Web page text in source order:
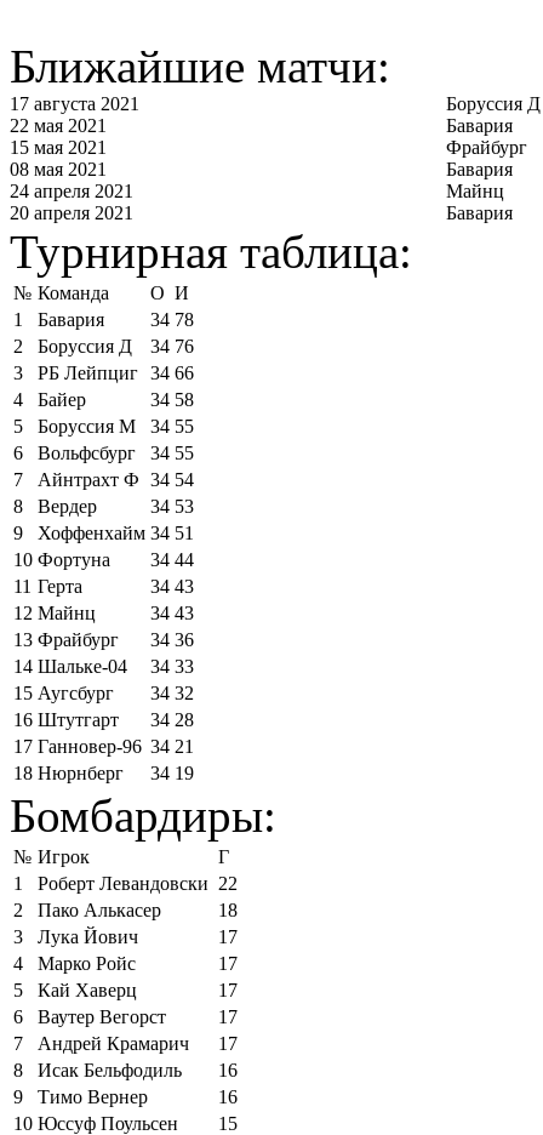
Ближайшие матчи:
17 августа 2021
Боруссия Д
22 мая 2021
Бавария
15 мая 2021
Фрайбург
08 мая 2021
Бавария
24 апреля 2021
Майнц
20 апреля 2021
Бавария
Турнирная таблица:
№ Команда О И
1
Бавария 34 78
2
Боруссия Д 34 76
3
РБ Лейпциг 34 66
4
Байер 34 58
5
Боруссия М 34 55
6
Вольфсбург 34 55
7
Айнтрахт Ф 34 54
8
Вердер 34 53
9
Хоффенхайм 34 51
10 Фортуна 34 44
11 Герта 34 43
12 Майнц 34 43
13 Фрайбург 34 36
14 Шальке-04 34 33
15 Аугсбург 34 32
16 Штутгарт 34 28
17 Ганновер-96 34 21
18 Нюрнберг 34 19
Бомбардиры:
№ Игрок
Г
1
Роберт Левандовски 22
2
Пако Алькасер
18
3
Лука Йович
17
4
Марко Ройс
17
5
Кай Хаверц
17
6
Ваутер Вегорст
17
7
Андрей Крамарич
17
8
Исак Бельфодиль
16
9
Тимо Вернер
16
10 Юссуф Поульсен
15